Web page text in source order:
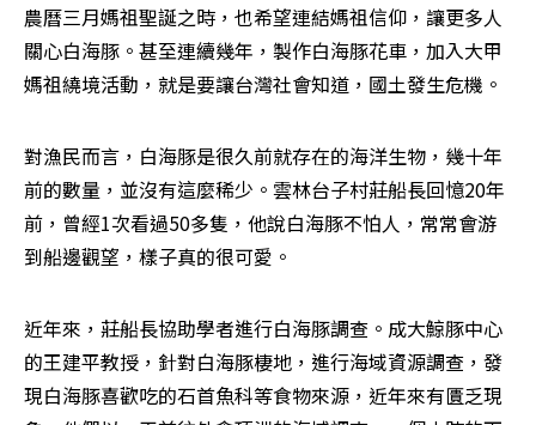
農曆三月媽祖聖誕之時，也希望連結媽祖信仰，讓更多人
關心白海豚。甚至連續幾年，製作白海豚花車，加入大甲
媽祖繞境活動，就是要讓台灣社會知道，國土發生危機。
對漁民而言，白海豚是很久前就存在的海洋生物，幾十年
前的數量，並沒有這麼稀少。雲林台子村莊船長回憶20年
前，曾經1次看過50多隻，他說白海豚不怕人，常常會游
到船邊觀望，樣子真的很可愛。
近年來，莊船長協助學者進行白海豚調查。成大鯨豚中心
的王建平教授，針對白海豚棲地，進行海域資源調查，發
現白海豚喜歡吃的石首魚科等食物來源，近年來有匱乏現